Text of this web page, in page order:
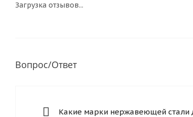
Загрузка отзывов...
Вопрос/Ответ
Какие марки нержавеющей стали